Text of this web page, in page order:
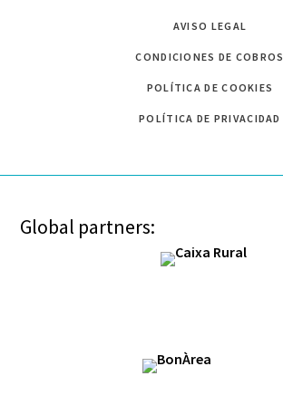
AVISO LEGAL
CONDICIONES DE COBROS
POLÍTICA DE COOKIES
POLÍTICA DE PRIVACIDAD
Global partners: